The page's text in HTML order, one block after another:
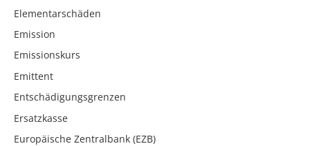
Elementarschäden
Emission
Emissionskurs
Emittent
Entschädigungsgrenzen
Ersatzkasse
Europäische Zentralbank (EZB)